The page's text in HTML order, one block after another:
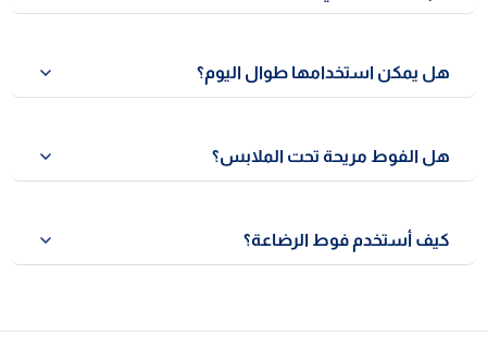
هل يمكن استخدامها طوال اليوم؟
هل الفوط مريحة تحت الملابس؟
كيف أستخدم فوط الرضاعة؟